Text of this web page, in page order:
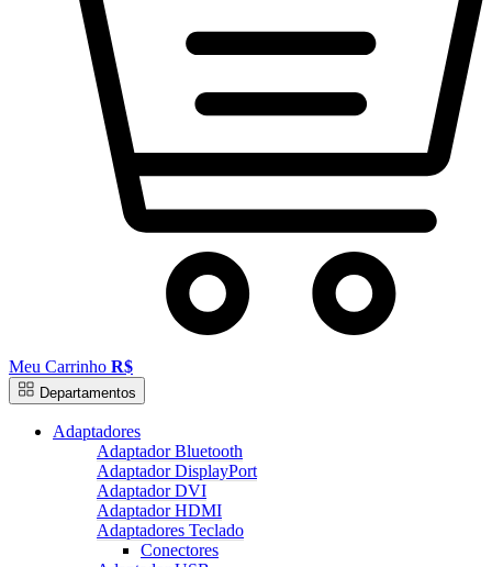
Meu Carrinho R$
Departamentos
Adaptadores
Adaptador Bluetooth
Adaptador DisplayPort
Adaptador DVI
Adaptador HDMI
Adaptadores Teclado
Conectores